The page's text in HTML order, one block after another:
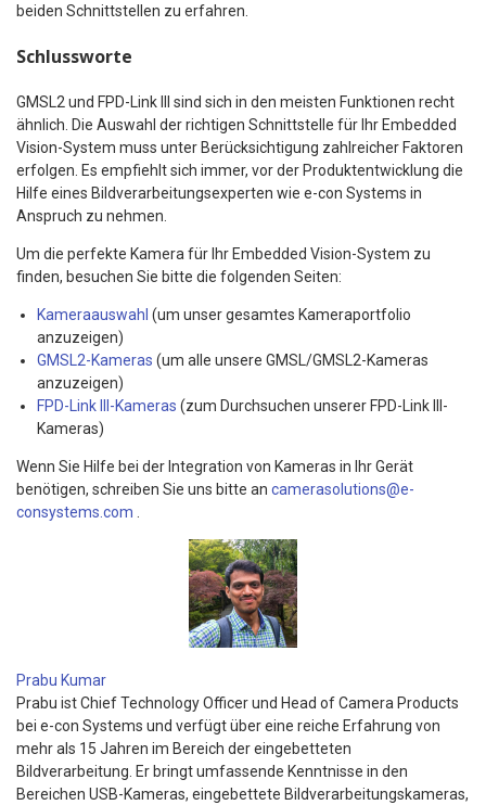
beiden Schnittstellen zu erfahren.
Schlussworte
GMSL2 und FPD-Link III sind sich in den meisten Funktionen recht
ähnlich. Die Auswahl der richtigen Schnittstelle für Ihr Embedded
Vision-System muss unter Berücksichtigung zahlreicher Faktoren
erfolgen. Es empfiehlt sich immer, vor der Produktentwicklung die
Hilfe eines Bildverarbeitungsexperten wie e-con Systems in
Anspruch zu nehmen.
Um die perfekte Kamera für Ihr Embedded Vision-System zu
finden, besuchen Sie bitte die folgenden Seiten:
Kameraauswahl (um unser gesamtes Kameraportfolio
anzuzeigen)
GMSL2-Kameras (um alle unsere GMSL/GMSL2-Kameras
anzuzeigen)
FPD-Link III-Kameras (zum Durchsuchen unserer FPD-Link III-
Kameras)
Wenn Sie Hilfe bei der Integration von Kameras in Ihr Gerät
benötigen, schreiben Sie uns bitte an camerasolutions@e-
consystems.com
Prabu Kumar
Prabu ist Chief Technology Officer und Head of Camera Products
bei e-con Systems und verfügt über eine reiche Erfahrung von
mehr als 15 Jahren im Bereich der eingebetteten
Bildverarbeitung. Er bringt umfassende Kenntnisse in den
Bereichen USB-Kameras, eingebettete Bildverarbeitungskameras,